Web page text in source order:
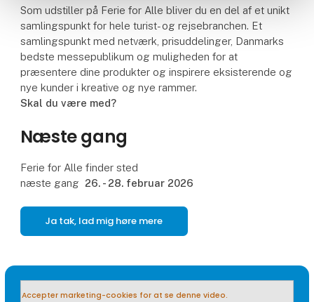
Som udstiller på Ferie for Alle bliver du en del af et unikt
samlingspunkt for hele turist- og rejsebranchen. Et
samlingspunkt med netværk, prisuddelinger, Danmarks
bedste messepublikum og muligheden for at
præsentere dine produkter og inspirere eksisterende og
nye kunder i kreative og nye rammer.
Skal du være med?
Næste gang
Ferie for Alle finder sted
næste gang 26. - 28. februar 2026
Ja tak, lad mig høre mere
Accepter marketing-cookies for at se denne video.